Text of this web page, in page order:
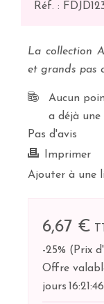
Réf. :
La collection
et grands pas
Aucun
a déjà une
Pas d'avis
Imprimer
Ajouter à une
6,67 €
-25% ( Prix
Offre
jours 16:21:46